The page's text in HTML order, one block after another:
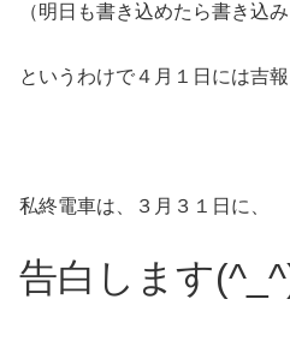
（明日も書き込めたら書き込み
というわけで４月１日には吉
私終電車は、３月３１日に、
告白します